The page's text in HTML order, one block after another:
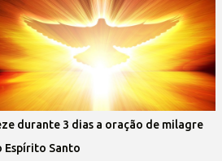
durante 3 dias a oração de milagre
Espírito Santo